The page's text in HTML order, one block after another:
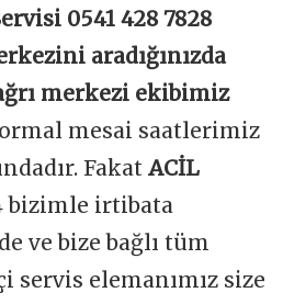
0541 428 7828
aradığınızda
merkezi ekibimiz
mesai saatlerimiz
Fakat ACİL
bizimle irtibata
ve bize bağlı tüm
servis elemanımız size